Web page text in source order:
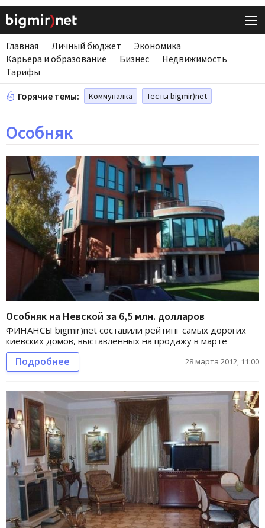
Главная Личный бюджет
Экономика
Карьера и образование
Бизнес
Недвижимость
Тарифы
Горячие темы: Коммуналка Тесты bigmir)net
Особняк
Особняк на Невской за 6,5 млн. долларов
ФИНАНСЫ bigmir)net составили рейтинг самых дорогих
киевских домов, выставленных на продажу в марте
Подробнее 28 марта 2012, 11:00